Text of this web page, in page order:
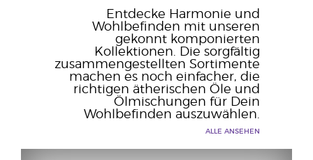
Entdecke Harmonie und
Wohlbefinden mit unseren
gekonnt komponierten
Kollektionen. Die sorgfältig
zusammengestellten Sortimente
machen es noch einfacher, die
richtigen ätherischen Öle und
Ölmischungen für Dein
Wohlbefinden auszuwählen.
ALLE ANSEHEN